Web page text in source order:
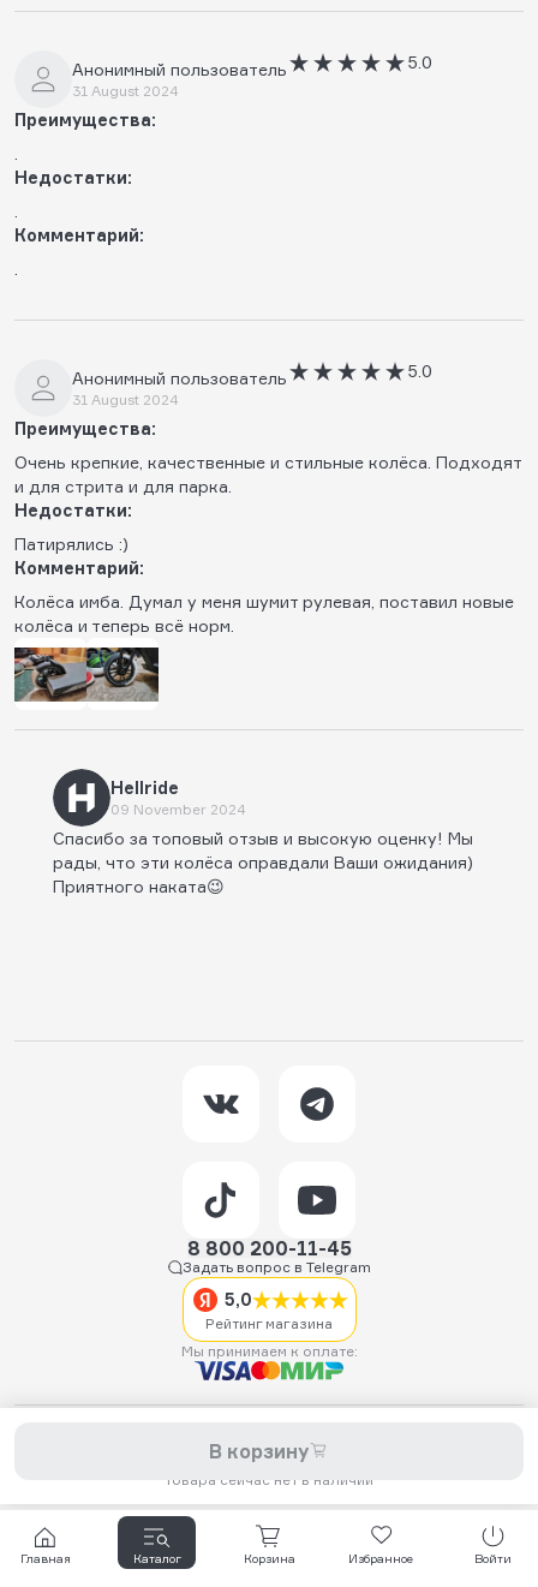
В корзину
Товара сейчас нет в наличии
Анонимный пользователь
31 August 2024
5.0
Преимущества:
Недостатки:
Комментарий:
Анонимный пользователь
31 August 2024
5.0
Преимущества:
Очень крепкие, качественные и стильные колёса. Подходят
и для стрита и для парка.
Недостатки:
Патирялись :)
Комментарий:
Колёса имба. Думал у меня шумит рулевая, поставил новые
колёса и теперь всё норм.
Hellride
09 November 2024
Спасибо за топовый отзыв и высокую оценку! Мы
рады, что эти колёса оправдали Ваши ожидания)
Приятного наката😉
8 800 200-11-45
Задать вопрос в Telegram
5,0
Рейтинг магазина
Мы принимаем к оплате:
самокатов, запчастей для самокатов, аксессуаров, экипировки,
одежды и обуви.
Главная Каталог Корзина Избранное Войти